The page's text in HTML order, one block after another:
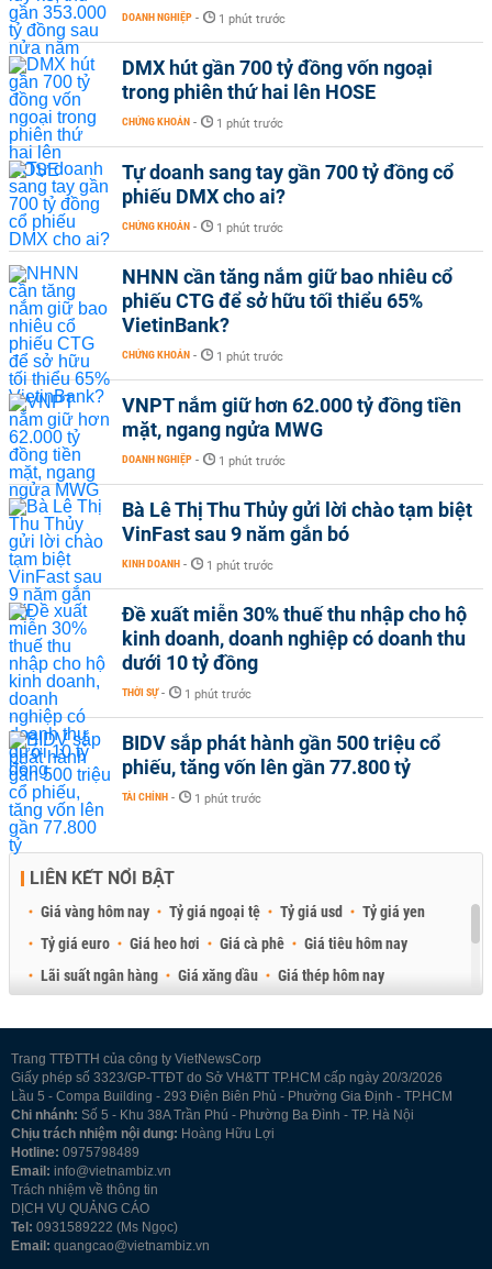
DOANH NGHIỆP - 1 phút trước
DMX hút gần 700 tỷ đồng vốn ngoại
trong phiên thứ hai lên HOSE
CHỨNG KHOÁN - 1 phút trước
Tự doanh sang tay gần 700 tỷ đồng cổ
phiếu DMX cho ai?
CHỨNG KHOÁN - 1 phút trước
NHNN cần tăng nắm giữ bao nhiêu cổ
phiếu CTG để sở hữu tối thiểu 65%
VietinBank?
CHỨNG KHOÁN - 1 phút trước
VNPT nắm giữ hơn 62.000 tỷ đồng tiền
mặt, ngang ngửa MWG
DOANH NGHIỆP - 1 phút trước
Bà Lê Thị Thu Thủy gửi lời chào tạm biệt
VinFast sau 9 năm gắn bó
KINH DOANH - 1 phút trước
Đề xuất miễn 30% thuế thu nhập cho hộ
kinh doanh, doanh nghiệp có doanh thu
dưới 10 tỷ đồng
THỜI SỰ - 1 phút trước
BIDV sắp phát hành gần 500 triệu cổ
phiếu, tăng vốn lên gần 77.800 tỷ
TÀI CHÍNH - 1 phút trước
LIÊN KẾT NỔI BẬT
Giá vàng hôm nay Tỷ giá ngoại tệ Tỷ giá usd
Tỷ giá yen
Tỷ giá euro
Giá heo hơi Giá cà phê
Giá tiêu hôm nay
Lãi suất ngân hàng
Giá xăng dầu
Giá thép hôm nay
Trang TTĐTTH của công ty VietNewsCorp
Giấy phép số 3323/GP-TTĐT do Sở VH&TT TP.HCM cấp ngày 20/3/2026
Lầu 5 - Compa Building - 293 Điện Biên Phủ - Phường Gia Định - TP.HCM
Chi nhánh: Số 5 - Khu 38A Trần Phú - Phường Ba Đình - TP. Hà Nội
Chịu trách nhiệm nội dung: Hoàng Hữu Lợi
Hotline: 0975798489
Email: info@vietnambiz.vn
Trách nhiệm về thông tin
DỊCH VỤ QUẢNG CÁO
Tel: 0931589222 (Ms Ngọc)
Email: quangcao@vietnambiz.vn